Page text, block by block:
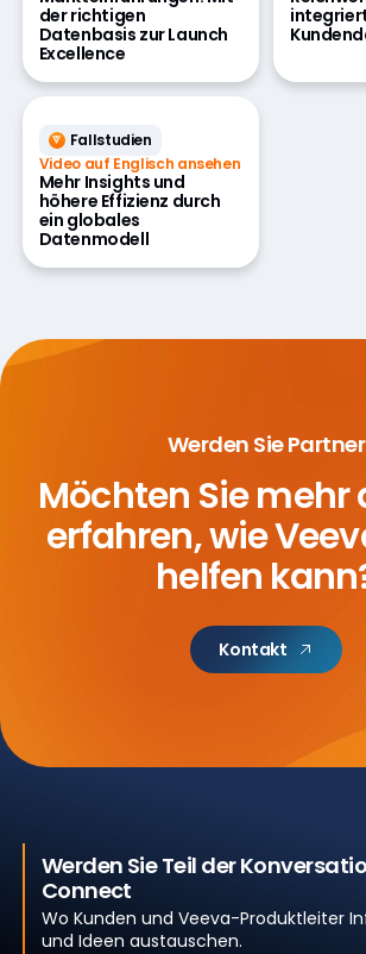
der richtigen
Datenbasis zur Launch
Excellence
Fallstudien
Video auf Englisch ansehen
Mehr Insights und
höhere Effizienz durch
ein globales
Datenmodell
Werden Sie Partner
Möchten Sie mehr
erfahren,wie
helfen
Kontakt
Werden Sie Teil der
Connect
Wo Kunden und Veeva-Produktleiter
und Ideen austauschen.